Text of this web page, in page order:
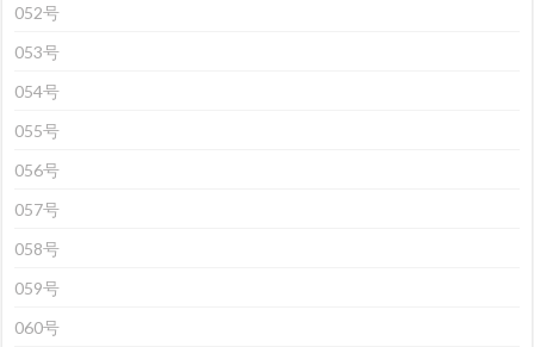
052号
053号
054号
055号
056号
057号
058号
059号
060号